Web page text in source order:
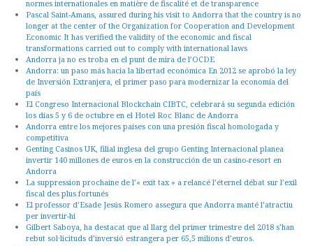
normes internationales en matière de fiscalité et de transparence
Pascal Saint-Amans, assured during his visit to Andorra that the country is no
longer at the center of the Organization for Cooperation and Development
Economic It has verified the validity of the economic and fiscal
transformations carried out to comply with international laws
Andorra ja no es troba en el punt de mira de l’OCDE
Andorra: un paso más hacia la libertad económica En 2012 se aprobó la ley
de Inversión Extranjera, el primer paso para modernizar la economía del
país
El Congreso Internacional Blockchain CIBTC, celebrará su segunda edición
los días 5 y 6 de octubre en el Hotel Roc Blanc de Andorra
Andorra entre los mejores países con una presión fiscal homologada y
competitiva
Genting Casinos UK, filial inglesa del grupo Genting Internacional planea
invertir 140 millones de euros en la construcción de un casino-resort en
Andorra
La suppression prochaine de l’« exit tax » a relancé l’éternel débat sur l’exil
fiscal des plus fortunés
El professor d’Esade Jesús Romero assegura que Andorra manté l’atractiu
per invertir-hi
Gilbert Saboya, ha destacat que al llarg del primer trimestre del 2018 s’han
rebut sol·licituds d’inversió estrangera per 65,5 milions d’euros.